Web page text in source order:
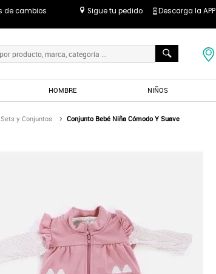
de cambios
Sigue tu pedido Descarga la APP
HOMBRE NIÑOS
Sets y Conjuntos Conjunto Bebé Niña Cómodo Y Suave